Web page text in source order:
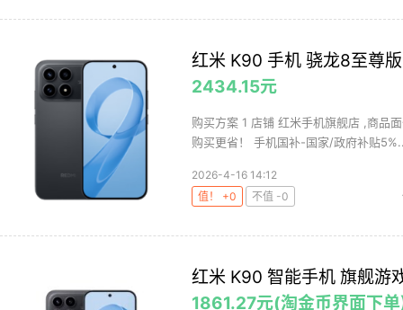
红米 K90 手机 骁龙8至尊
2434.15元
购买方案 1 店铺 红米手机旗舰店 ,商品
购买更省！ 手机国补-国家/政府补贴
2026-4-16 14:12
值！ +0
不值 -0
红米 K90 智能手机 旗舰游
1861.27元(淘金币界面下